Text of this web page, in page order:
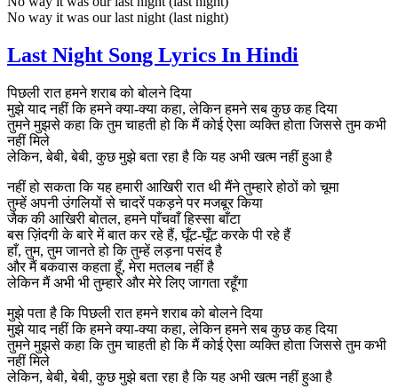
No way it was our last night (last night)
Last Night Song Lyrics In Hindi
पिछली रात हमने शराब को बोलने दिया
मुझे याद नहीं कि हमने क्या-क्या कहा, लेकिन हमने सब कुछ कह दिया
तुमने मुझसे कहा कि तुम चाहती हो कि मैं कोई ऐसा व्यक्ति होता जिससे तुम कभी
नहीं मिले
लेकिन, बेबी, बेबी, कुछ मुझे बता रहा है कि यह अभी खत्म नहीं हुआ है
नहीं हो सकता कि यह हमारी आखिरी रात थी मैंने तुम्हारे होठों को चूमा
तुम्हें अपनी उंगलियों से चादरें पकड़ने पर मजबूर किया
जैक की आखिरी बोतल, हमने पाँचवाँ हिस्सा बाँटा
बस ज़िंदगी के बारे में बात कर रहे हैं, घूँट-घूँट करके पी रहे हैं
हाँ, तुम, तुम जानते हो कि तुम्हें लड़ना पसंद है
और मैं बकवास कहता हूँ, मेरा मतलब नहीं है
लेकिन मैं अभी भी तुम्हारे और मेरे लिए जागता रहूँगा
मुझे पता है कि पिछली रात हमने शराब को बोलने दिया
मुझे याद नहीं कि हमने क्या-क्या कहा, लेकिन हमने सब कुछ कह दिया
तुमने मुझसे कहा कि तुम चाहती हो कि मैं कोई ऐसा व्यक्ति होता जिससे तुम कभी
नहीं मिले
लेकिन, बेबी, बेबी, कुछ मुझे बता रहा है कि यह अभी खत्म नहीं हुआ है